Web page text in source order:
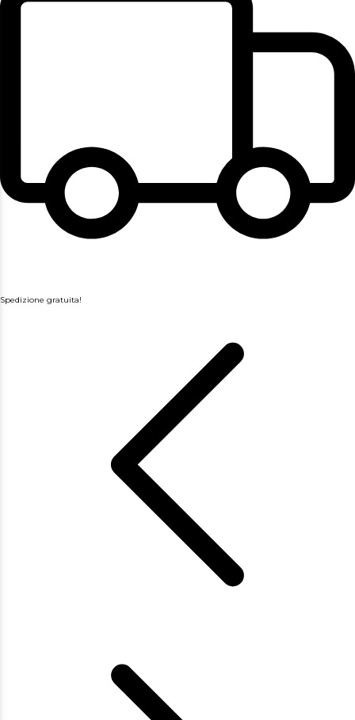
Spedizione gratuita!